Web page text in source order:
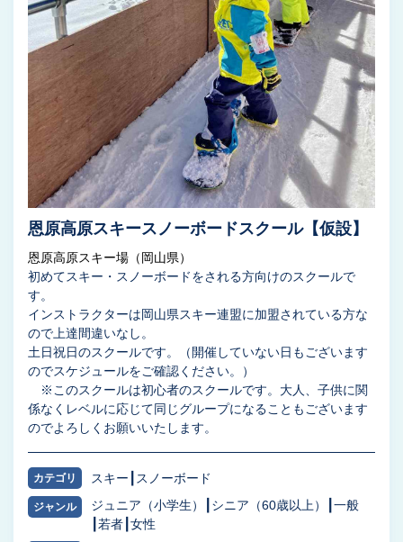
恩原高原スキースノーボードスクール【仮設】
恩原高原スキー場（岡山県）
初めてスキー・スノーボードをされる方向けのスクールで
す。
インストラクターは岡山県スキー連盟に加盟されている方な
ので上達間違いなし。
土日祝日のスクールです。（開催していない日もございます
のでスケジュールをご確認ください。）
※このスクールは初心者のスクールです。大人、子供に関
係なくレベルに応じて同じグループになることもございます
のでよろしくお願いいたします。
カテゴリ スキー スノーボード
ジャンル ジュニア（小学生） シニア（60歳以上）
一般
若者 女性